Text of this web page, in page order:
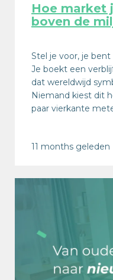
Hoe market
boven de
Stel je voor, je bent
Je boekt een
dat wereldwijd
Niemand kiest dit
paar vierkante
11 months geleden